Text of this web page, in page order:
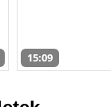
15:09